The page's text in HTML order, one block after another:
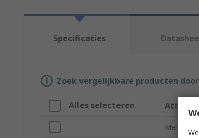
Specificaties
Zoek vergelijkbare producten
Alles selecteren Attribuut
Merk